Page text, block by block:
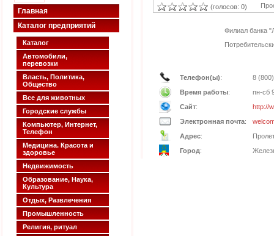
Главная
Каталог предприятий
Каталог
Автомобили,
перевозки
Власть, Политика,
Общество
Все для животных
Городские службы
Компьютер, Интернет,
Телефон
Медицина. Красота и
здоровье
Недвижимость
Образование, Наука,
Культура
Отдых, Развлечения
Промышленность
Религия, ритуал
(голосов: 0)
Филиал банка
Телефон(ы):
8
Время работы:
пн-сб
Сайт:
http://
Электронная почта:
Адрес:
Город: